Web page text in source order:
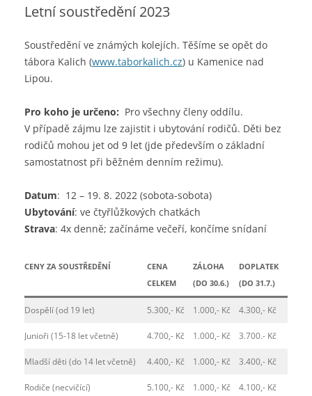
Letní soustředění 2023
Soustředění ve známých kolejích. Těšíme se opět do
tábora Kalich (www.taborkalich.cz) u Kamenice nad
Lipou.
Pro koho je určeno: Pro všechny členy oddílu.
V případě zájmu lze zajistit i ubytování rodičů. Děti bez
rodičů mohou jet od 9 let (jde především o základní
samostatnost při běžném denním režimu).
Datum: 12 – 19. 8. 2022 (sobota-sobota)
Ubytování: ve čtyřlůžkových chatkách
Strava: 4x denně; začínáme večeří, končíme snídaní
CENY ZA SOUSTŘEDĚNÍ
CENA
CELKEM
ZÁLOHA
(DO 30.6.)
DOPLATEK
(DO 31.7.)
Dospělí (od 19 let) 5.300,- Kč 1.000,- Kč 4.300,- Kč
Junioři (15-18 let včetně) 4.700,- Kč 1.000,- Kč 3.700.- Kč
Mladší děti (do 14 let včetně) 4.400,- Kč 1.000,- Kč 3.400,- Kč
Rodiče (necvičící) 5.100,- Kč 1.000,- Kč 4.100,- Kč